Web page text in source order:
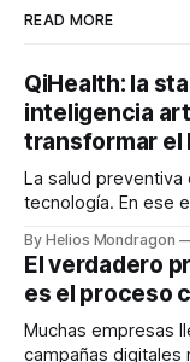
READ MORE
QiHealth: la
inteligencia
transformar el
La salud
tecnología. En ese
dispositivos
en tiempo real para
decisiones sobre
responder
By Helios Mondragon
El verdadero
es el proceso
Muchas empresas
campañas digitales